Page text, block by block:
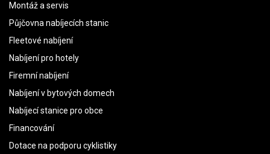
Montáž a servis
Půjčovna nabíjecích stanic
Fleetové nabíjení
Nabíjení pro hotely
Firemní nabíjení
Nabíjení v bytových domech
Nabíjecí stanice pro obce
Financování
Dotace na podporu cyklistiky